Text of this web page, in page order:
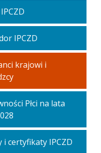
IPCZD
krajowi i
Płci na lata
i certyfikaty IPCZD